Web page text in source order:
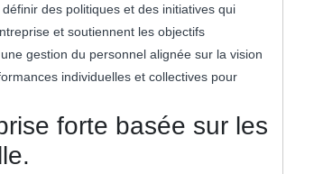
des politiques et des initiatives qui
et soutiennent les objectifs
gestion du personnel alignée sur la vision
individuelles et collectives pour
forte basée sur les